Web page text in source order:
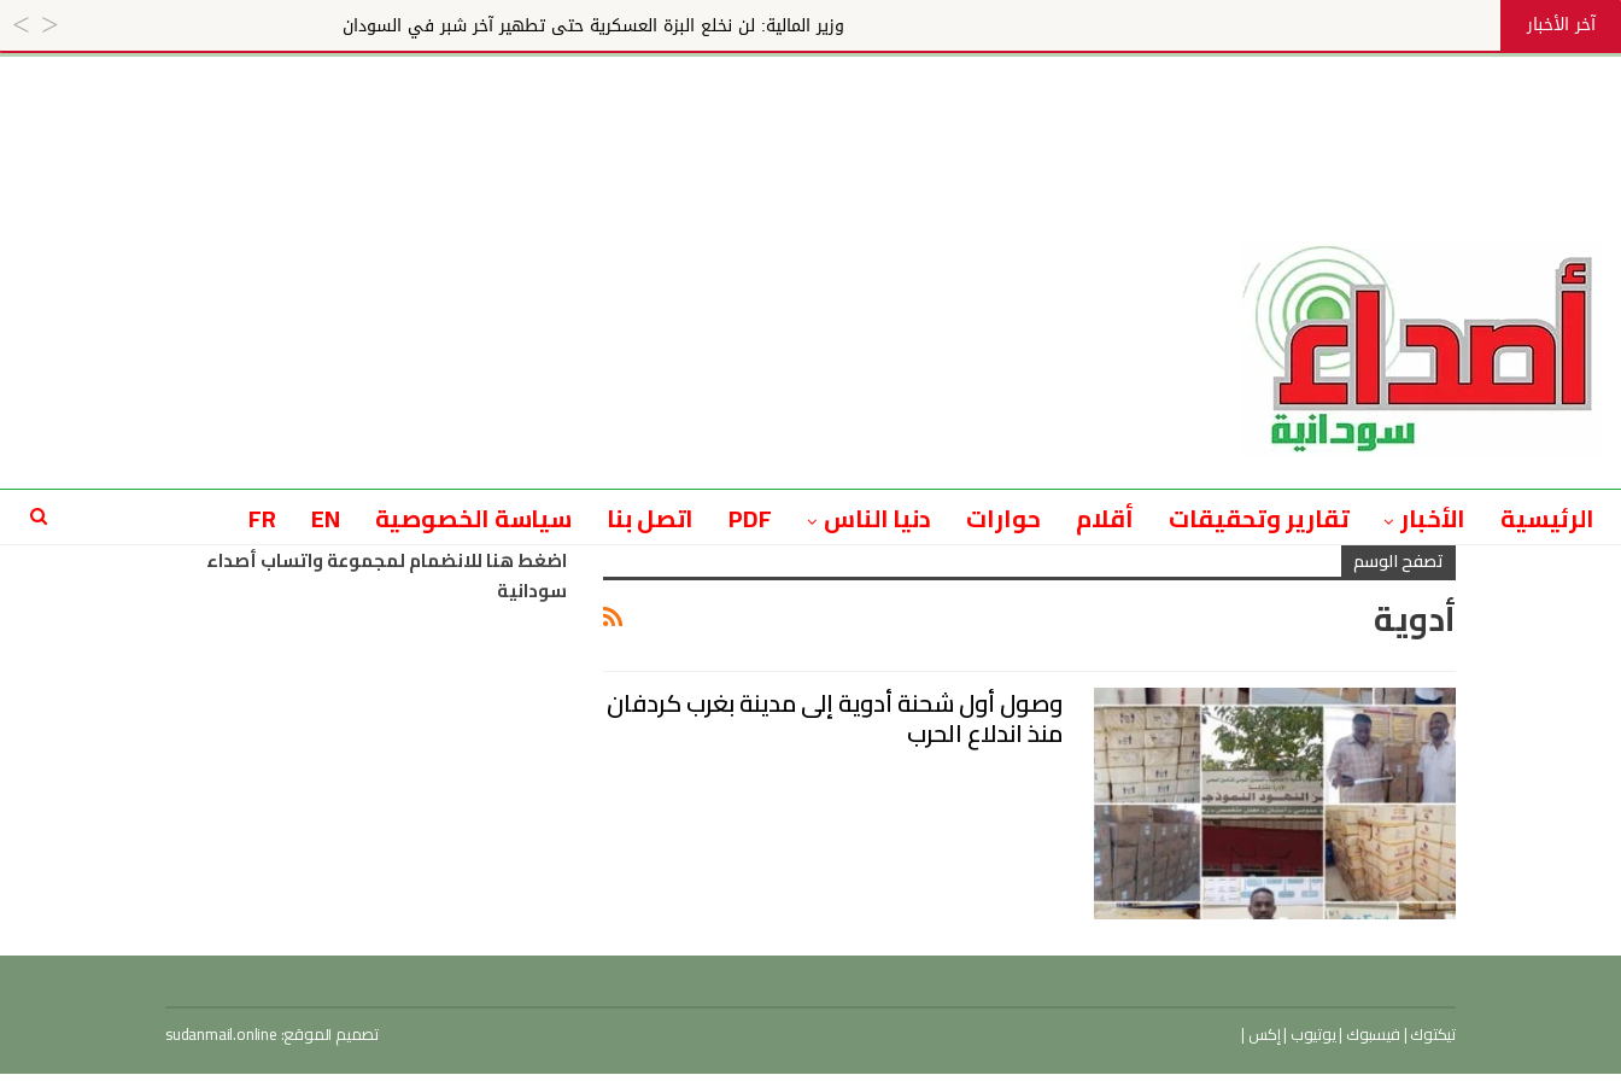
آخر الأخبار وزير المالية: لن نخلع البزة العسكرية حتى تطهير آخر شبر في السودان
الرئيسية الأخبار تقارير وتحقيقات أقلام حوارات دنيا الناس PDF اتصل بنا سياسة الخصوصية EN
FR
تصفح الوسم
أدوية
وصول أول شحنة أدوية إلى مدينة بغرب كردفان
منذ اندلاع الحرب
اضغط هنا للانضمام لمجموعة واتساب أصداء
سودانية
تيكتوك| فيسبوك |يوتيوب |إكس | تصميم الموقع: sudanmail.online